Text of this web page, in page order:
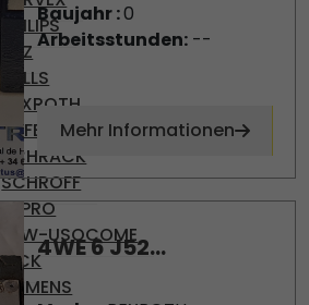
PHILIPS
PILZ
PULLS
REXROTH
SAFEMASTER
SCHRACK
SCHROFF
SEPRO
SEW-USOCOME
SICK
SIEMENS
Baujahr :0
Arbeitsstunden:--
Mehr Informationen
4WE 6 J52...